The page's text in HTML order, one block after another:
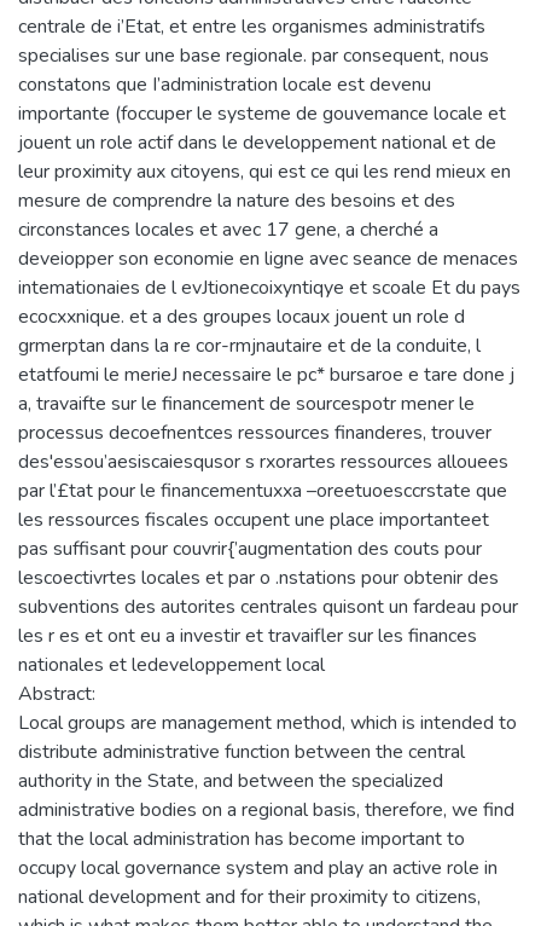
centrale de i’Etat, et entre les organismes administratifs
specialises sur une base regionale. par consequent, nous
constatons que I’administration locale est devenu
importante (foccuper le systeme de gouvemance locale et
jouent un role actif dans le developpement national et de
leur proximity aux citoyens, qui est ce qui les rend mieux en
mesure de comprendre la nature des besoins et des
circonstances locales et avec 17 gene, a cherché a
deveiopper son economie en ligne avec seance de menaces
intemationaies de l evJtionecoixyntiqye et scoale Et du pays
ecocxxnique. et a des groupes locaux jouent un role d
grmerptan dans la re cor-rmjnautaire et de la conduite, l
etatfoumi le merieJ necessaire le pc* bursaroe e tare done j
a, travaifte sur le financement de sourcespotr mener le
processus decoefnentces ressources finanderes, trouver
des'essou’aesiscaiesqusor s rxorartes ressources allouees
par l’£tat pour le financementuxxa –oreetuoesccrstate que
les ressources fiscales occupent une place importanteet
pas suffisant pour couvrir{’augmentation des couts pour
lescoectivrtes locales et par o .nstations pour obtenir des
subventions des autorites centrales quisont un fardeau pour
les r es et ont eu a investir et travaifler sur les finances
nationales et ledeveloppement local
Abstract:
Local groups are management method, which is intended to
distribute administrative function between the central
authority in the State, and between the specialized
administrative bodies on a regional basis, therefore, we find
that the local administration has become important to
occupy local governance system and play an active role in
national development and for their proximity to citizens,